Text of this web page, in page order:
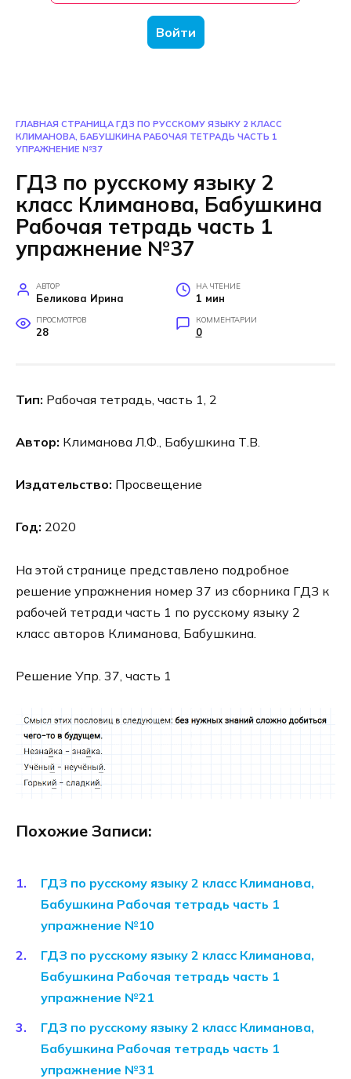
Войти
ГЛАВНАЯ СТРАНИЦА ГДЗ ПО РУССКОМУ ЯЗЫКУ 2 КЛАСС
КЛИМАНОВА, БАБУШКИНА РАБОЧАЯ ТЕТРАДЬ ЧАСТЬ 1
УПРАЖНЕНИЕ №37
ГДЗ по русскому языку 2
класс Климанова, Бабушкина
Рабочая тетрадь часть 1
упражнение №37
АВТОР
Беликова Ирина
НА ЧТЕНИЕ
1 мин
ПРОСМОТРОВ
28
КОММЕНТАРИИ
0
Тип: Рабочая тетрадь, часть 1, 2
Автор: Климанова Л.Ф., Бабушкина Т.В.
Издательство: Просвещение
Год: 2020
На этой странице представлено подробное
решение упражнения номер 37 из сборника ГДЗ к
рабочей тетради часть 1 по русскому языку 2
класс авторов Климанова, Бабушкина.
Решение Упр. 37, часть 1
Похожие Записи:
ГДЗ по русскому языку 2 класс Климанова,
Бабушкина Рабочая тетрадь часть 1
упражнение №10
ГДЗ по русскому языку 2 класс Климанова,
Бабушкина Рабочая тетрадь часть 1
упражнение №21
ГДЗ по русскому языку 2 класс Климанова,
Бабушкина Рабочая тетрадь часть 1
упражнение №31